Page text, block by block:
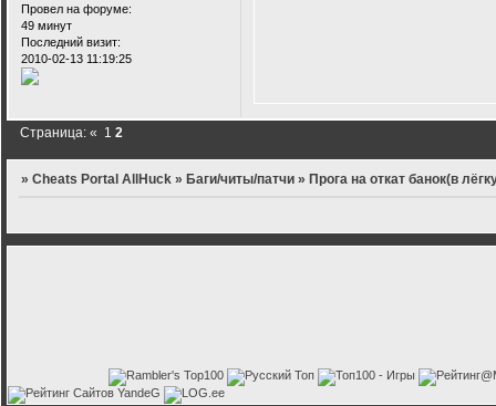
Провел на форуме:
49 минут
Последний визит:
2010-02-13 11:19:25
Страница:« 1 2
»Cheats Portal AllHuck » Баги/читы/патчи » Прога на откат банок(в